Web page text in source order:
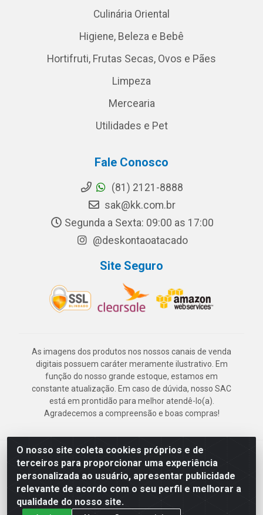
O nosso site coleta cookies próprios e de
terceiros para proporcionar uma experiência
personalizada ao usuário, apresentar publicidade
relevante de acordo com o seu perfil e melhorar a
qualidade do nosso site.
Culinária Oriental
Higiene, Beleza e Bebê
Hortifruti, Frutas Secas, Ovos e Pães
Limpeza
Mercearia
Utilidades e Pet
Fale Conosco
(81) 2121-8888
sak@kk.com.br
Segunda a Sexta: 09:00 as 17:00
@deskontaoatacado
Site Seguro
As imagens dos produtos nos nossos canais de venda
digitais possuem caráter meramente ilustrativo. Em
função do nosso grande estoque, estamos em
constante atualização. Em caso de dúvida, nosso SAC
está em prontidão para melhor atendê-lo(a).
Agradecemos a compreensão e boas compras!
Deskontão Atacado - Av. Marechal Mascarenhas de Morais, 2471 -
Imbiribeira - Recife/PE - CEP 51.150-001 - CNPJ 24.150.377/0003-
57